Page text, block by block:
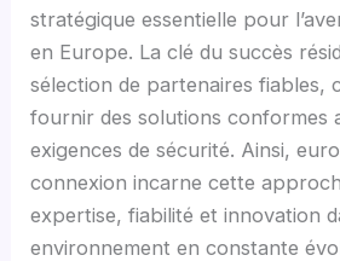
stratégique essentielle pour
en Europe. La clé du succès
sélection de partenaires fiables,
fournir des solutions conformes
exigences de sécurité. Ainsi,
connexion incarne cette
expertise, fiabilité et innovation
environnement en constante